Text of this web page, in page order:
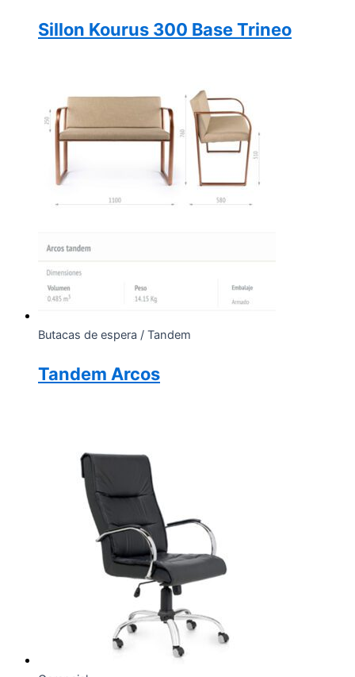
Sillon Kourus 300 Base Trineo
Butacas de espera / Tandem
Tandem Arcos